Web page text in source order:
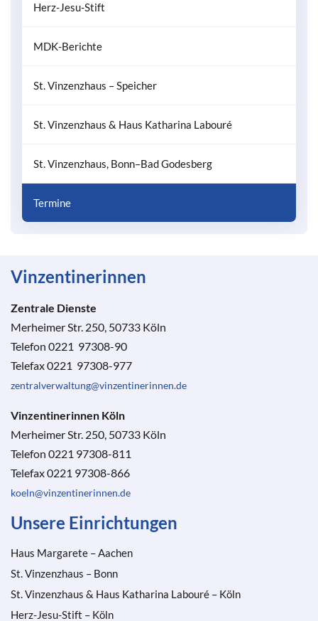
Herz-Jesu-Stift
MDK-Berichte
St. Vinzenzhaus – Speicher
St. Vinzenzhaus & Haus Katharina Labouré
St. Vinzenzhaus, Bonn–Bad Godesberg
Termine
Vinzentinerinnen
Zentrale Dienste
Merheimer Str. 250, 50733 Köln
Telefon 0221 97308-90
Telefax 0221 97308-977
zentralverwaltung@vinzentinerinnen.de
Vinzentinerinnen Köln
Merheimer Str. 250, 50733 Köln
Telefon 0221 97308-811
Telefax 0221 97308-866
koeln@vinzentinerinnen.de
Unsere Einrichtungen
Haus Margarete – Aachen
St. Vinzenzhaus – Bonn
St. Vinzenzhaus & Haus Katharina Labouré – Köln
Herz-Jesu-Stift – Köln